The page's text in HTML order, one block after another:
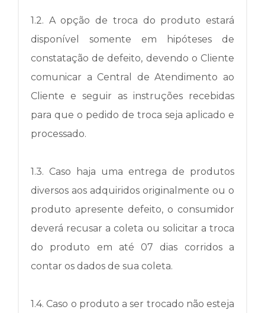
1.2. A opção de troca do produto estará
disponível somente em hipóteses de
constatação de defeito, devendo o Cliente
comunicar a Central de Atendimento ao
Cliente e seguir as instruções recebidas
para que o pedido de troca seja aplicado e
processado.
1.3. Caso haja uma entrega de produtos
diversos aos adquiridos originalmente ou o
produto apresente defeito, o consumidor
deverá recusar a coleta ou solicitar a troca
do produto em até 07 dias corridos a
contar os dados de sua coleta.
1.4. Caso o produto a ser trocado não esteja